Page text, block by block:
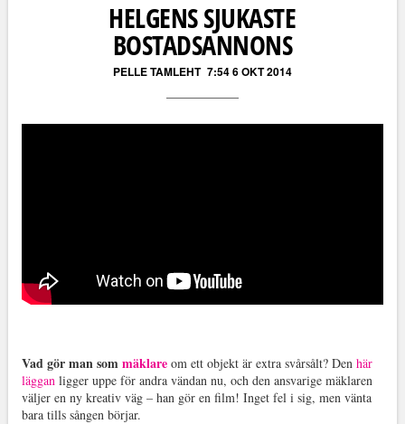
HELGENS SJUKASTE
BOSTADSANNONS
PELLE TAMLEHT 7:54 6 OKT 2014
Vad gör man sommäklare om ett objekt är extra svårsålt? Den här
lägganligger uppe för andra vändan nu, och den ansvarige mäklaren
väljer en ny kreativ väg – han gör en film! Inget fel i sig, men vänta
bara tills sången börjar.